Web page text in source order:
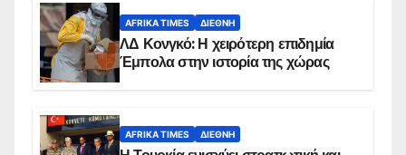
AFRIKA TIMES ΔΙΕΘΝΉ
ΛΔ Κονγκό: Η χειρότερη επιδημία
Έμπολα στην ιστορία της χώρας
AFRIKA TIMES ΔΙΕΘΝΉ